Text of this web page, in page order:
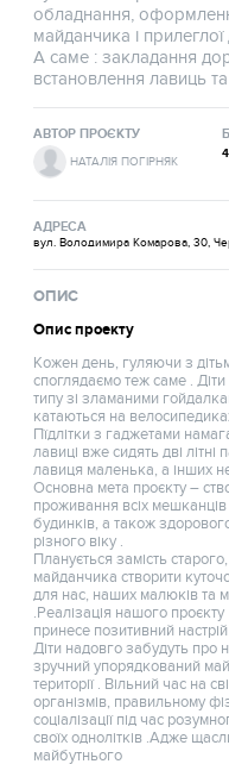
обладнання,
майданчика і прилеглої
А саме : закладання
встановлення лавиць
АВТОР ПРОЄКТУ
НАТАЛІЯ ПОГІРНЯК
АДРЕСА
вул. Володимира Комарова, 30,
ОПИС
Опис проекту
Кожен день, гуляючи з
споглядаємо теж саме .
типу зі зламаними
катаються на
Пїдлітки з гаджетами
лавиці вже сидять дві літні
лавиця маленька, а інших
Основна мета проєкту –
проживання всіх
будинків, а також
різного віку .
Планується замість
майданчика створити
для нас, наших малюків та
.Реалізація нашого проєкту
принесе позитивний
Діти надовго забудуть про
зручний упорядкований
території . Вільний час на
організмів, правильному
соціалізації під час
своїх однолітків .Адже
майбутнього